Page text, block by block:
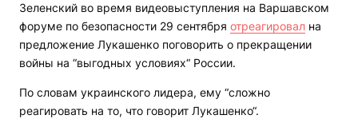
Зеленский во время видеовыступления на Варшавском
форуме по безопасности 29 сентября отреагировал на
предложение Лукашенко поговорить о прекращении
войны на “выгодных условиях“ России.
По словам украинского лидера, ему “сложно
реагировать на то, что говорит Лукашенко“.